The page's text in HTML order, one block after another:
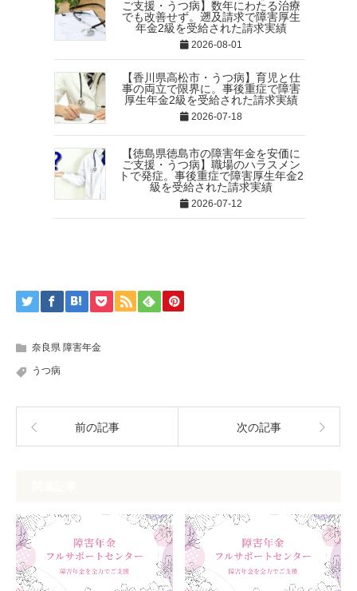
ご支援・うつ病】数年にわたる治療
でも改善せず。遡及請求で障害厚生
年金2級を受給された請求実績
2026-08-01
【香川県高松市・うつ病】育児と仕
事の両立で限界に。事後重症で障害
厚生年金2級を受給された請求実績
2026-07-18
【徳島県徳島市の障害年金を安価に
ご支援・うつ病】職場のハラスメン
トで発症。事後重症で障害厚生年金2
級を受給された請求実績
2026-07-12
奈良県 障害年金
うつ病
前の記事 次の記事